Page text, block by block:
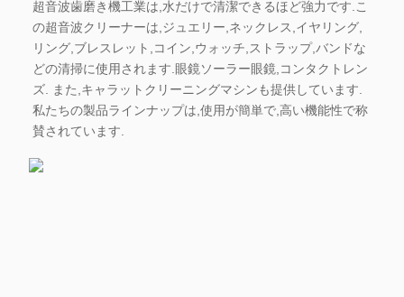
超音波歯磨き機工業は,水だけで清潔できるほど強力です.こ
の超音波クリーナーは,ジュエリー,ネックレス,イヤリング,
リング,ブレスレット,コイン,ウォッチ,ストラップ,バンドな
どの清掃に使用されます.眼鏡ソーラー眼鏡,コンタクトレン
ズ. また,キャラットクリーニングマシンも提供しています.
私たちの製品ラインナップは,使用が簡単で,高い機能性で称
賛されています.